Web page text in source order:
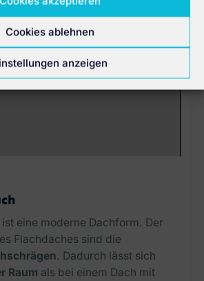
Cookies ablehnen
anzeigen
eine moderne Dachform. Der
Flachdaches sind die
. Dadurch lässt sich
Raum als bei einem Dach mit